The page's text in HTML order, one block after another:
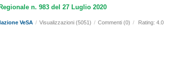
n. 983 del 27 Luglio 2020
VeSA / Visualizzazioni (5051) / Commenti (0) / Rating: 4.0